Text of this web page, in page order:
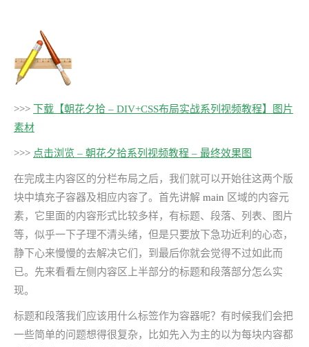
>>> 下载【朝花夕拾 – DIV+CSS布局实战系列视频教程】图片
素材
>>> 点击浏览 – 朝花夕拾系列视频教程 – 最终效果图
在完成主内容区的分栏布局之后，我们就可以开始往这两个版
块中填充子容器及相应内容了。首先讲解 main 区域的内容元
素，它里面的内容形式比较多样，有标题、段落、列表、图片
等，似乎一下子理不清头绪，但是只要放下急功近利的心态，
静下心来慢慢的去解决它们，到最后你就会觉得不过如此而
已。先来看看左侧内容区上半部分的标题和段落部分怎么实
现。
标题和段落我们应该用什么标签作为容器呢？有时候我们会把
一些简单的问题想得很复杂，比如先入为主的以为每块内容都